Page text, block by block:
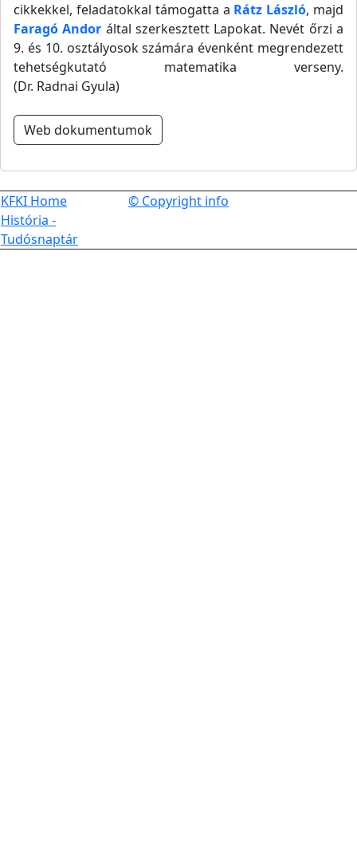
cikkekkel, feladatokkal támogatta a Rátz László, majd
Faragó Andor által szerkesztett Lapokat. Nevét őrzi a
9. és 10. osztályosok számára évenként megrendezett
tehetségkutató matematika verseny.
(Dr. Radnai Gyula)
Web dokumentumok
KFKI Home
História -
Tudósnaptár
© Copyright info